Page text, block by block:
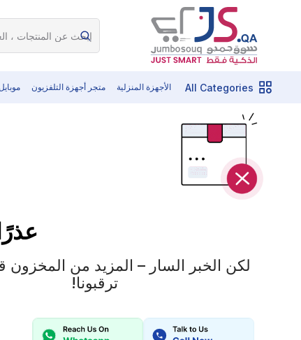
All Categories الأجهزة المنزلية متجر أجهزة التلفزيون
لكن الخبر السار – المزيد من المخزون
ترقبونا!